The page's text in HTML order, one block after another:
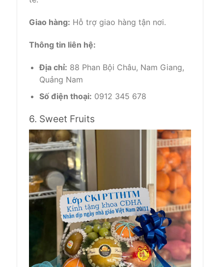
Giao hàng: Hỗ trợ giao hàng tận nơi.
Thông tin liên hệ:
Địa chỉ: 88 Phan Bội Châu, Nam Giang,
Quảng Nam
Số điện thoại: 0912 345 678
6. Sweet Fruits